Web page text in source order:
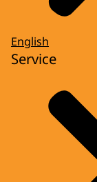
English
Service